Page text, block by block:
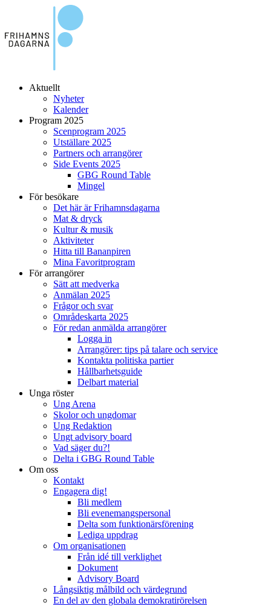
Aktuellt
Nyheter
Kalender
Program 2025
Scenprogram 2025
Utställare 2025
Partners och arrangörer
Side Events 2025
GBG Round Table
Mingel
För besökare
Det här är Frihamnsdagarna
Mat & dryck
Kultur & musik
Aktiviteter
Hitta till Bananpiren
Mina Favoritprogram
För arrangörer
Sätt att medverka
Anmälan 2025
Frågor och svar
Områdeskarta 2025
För redan anmälda arrangörer
Logga in
Arrangörer: tips på talare och service
Kontakta politiska partier
Hållbarhetsguide
Delbart material
Unga röster
Ung Arena
Skolor och ungdomar
Ung Redaktion
Ungt advisory board
Vad säger du?!
Delta i GBG Round Table
Om oss
Kontakt
Engagera dig!
Bli medlem
Bli evenemangspersonal
Delta som funktionärsförening
Lediga uppdrag
Om organisationen
Från idé till verklighet
Dokument
Advisory Board
Långsiktig målbild och värdegrund
En del av den globala demokratirörelsen